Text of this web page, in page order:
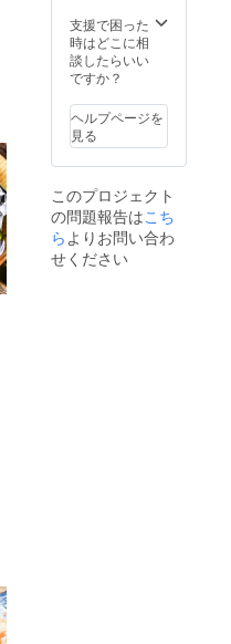
支援で困った
時はどこに相
談したらいい
ですか？
ヘルプページを
見る
このプロジェクト
の問題報告はこち
らよりお問い合わ
せください